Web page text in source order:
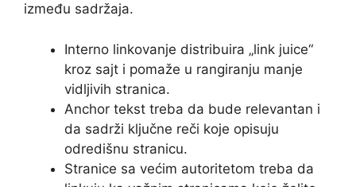
između sadržaja.
Interno linkovanje distribuira „link juice“
kroz sajt i pomaže u rangiranju manje
vidljivih stranica.
Anchor tekst treba da bude relevantan i
da sadrži ključne reči koje opisuju
odredišnu stranicu.
Stranice sa većim autoritetom treba da